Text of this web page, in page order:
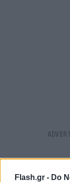
Flash.gr - Do